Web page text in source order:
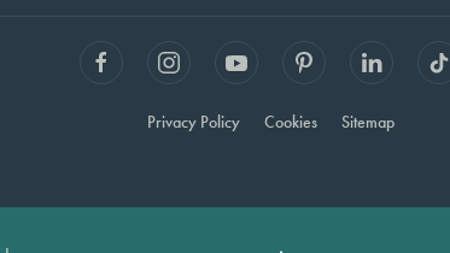
Privacy Policy Cookies Sitemap